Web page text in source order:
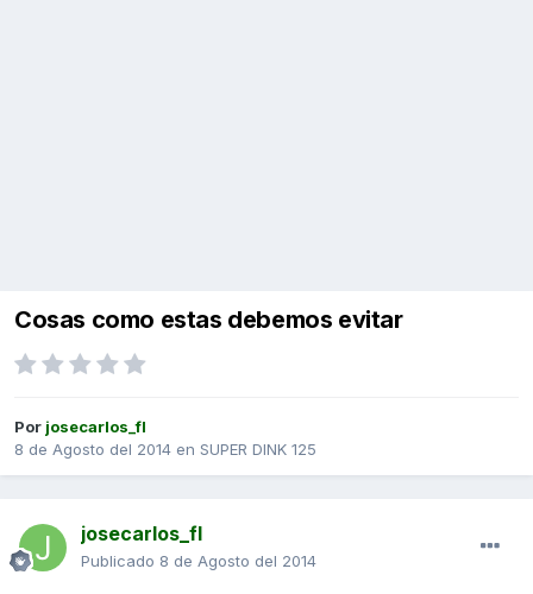
Cosas como estas debemos evitar
Por josecarlos_fl
8 de Agosto del 2014 en SUPER DINK 125
josecarlos_fl
Publicado 8 de Agosto del 2014